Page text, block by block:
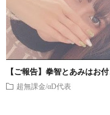
【ご報告】拳智とあみはお
超無課金/αD代表